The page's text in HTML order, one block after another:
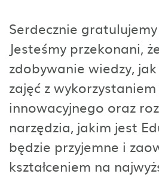
Serdecznie
Jesteśmy przekonani,
zdobywanie wiedzy,
zajęć z
innowacyjnego oraz
narzędzia, jakim jest
będzie przyjemne i
kształceniem na